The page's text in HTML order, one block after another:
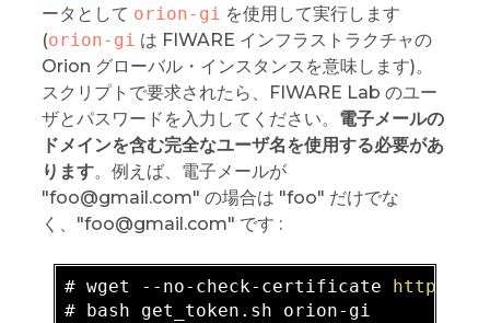
ータとして orion-gi を使用して実行します
(orion-gi は FIWARE インフラストラクチャの
Orion グローバル・インスタンスを意味します)。
スクリプトで要求されたら、FIWARE Lab のユー
ザとパスワードを入力してください。 電子メールの
ドメインを含む完全なユーザ名を使用する必要があ
ります。例えば、電子メールが
"foo@gmail.com" の場合は "foo" だけでな
く、"foo@gmail.com" です :
# wget --no-check-certificate https: